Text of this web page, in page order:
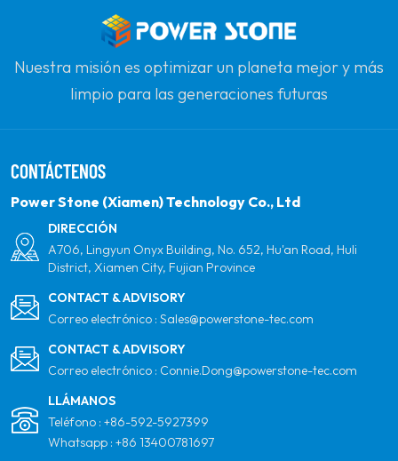
Nuestra misión es optimizar un planeta mejor y más
limpio para las generaciones futuras
energía limpia y su socio global más confiable para la
calidad, la profesionalidad y la innovación.
CONTÁCTENOS
Power Stone (Xiamen) Technology Co., Ltd
DIRECCIÓN
A706, Lingyun Onyx Building, No. 652, Hu'an Road, Huli
District, Xiamen City, Fujian Province
CONTACT & ADVISORY
Correo electrónico : Sales@powerstone-tec.com
CONTACT & ADVISORY
Correo electrónico : Connie.Dong@powerstone-tec.com
LLÁMANOS
Teléfono : +86-592-5927399
Whatsapp : +86 13400781697